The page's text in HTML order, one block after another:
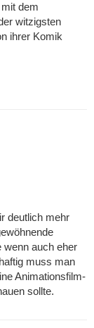
dem
witzigsten
ihrer Komik
deutlich mehr
auch eher
muss man
Animationsfilm-
sollte.